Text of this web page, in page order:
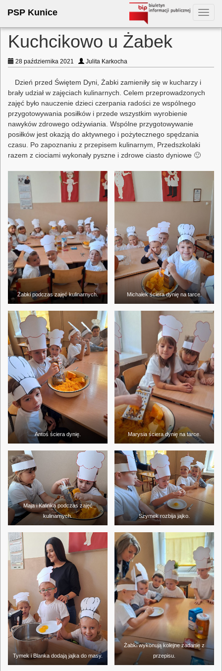
PSP Kunice
Kuchcikowo u Żabek
28 października 2021 Julita Karkocha
Dzień przed Świętem Dyni, Żabki zamieniły się w kucharzy i
brały udział w zajęciach kulinarnych. Celem przeprowadzonych
zajęć było nauczenie dzieci czerpania radości ze wspólnego
przygotowywania posiłków i przede wszystkim wyrobienie
nawyków zdrowego odżywiania. Wspólne przygotowywanie
posiłków jest okazją do aktywnego i pożytecznego spędzania
czasu. Po zapoznaniu z przepisem kulinarnym, Przedszkolaki
razem z ciociami wykonały pyszne i zdrowe ciasto dyniowe 🙂
Żabki podczas zajęć kulinarnych. Michałek ściera dynię na tarce.
Antoś ściera dynię. Marysia ściera dynię na tarce.
Maja i Kalinka podczas zajęć
kulinarnych.
Szymek rozbija jajko.
Tymek i Blanka dodają jajka do masy.
Żabki wykonują kolejne zadanie z
przepisu.